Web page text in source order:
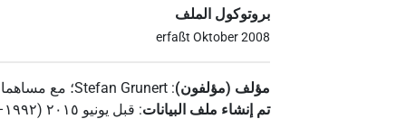
بروتوكول الملف
erfaßt Oktober 2008
مؤلف (مؤلفون):
Stefan Grunert؛ مع
تم إنشاء ملف البيانات: قبل يونيو ۲۰۱٥ (۱۹۹۲–۲۰۱٥)